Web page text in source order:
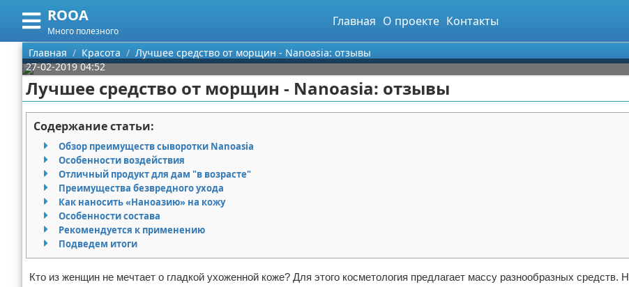
ROOA
Много полезного
Главная О проекте Контакты
Меню
Главная
Категории
Рукоделие
Программирование
Бизнес
Красота
Мода
Поиск
О проекте
Контакты
Сотрудничество
Размещение рекламы
Главная Красота
Лучшее средство от морщин - Nanoasia: отзывы
27-02-2019 04:52
Лучшее средство от морщин - Nanoasia: отзывы
Содержание статьи:
Обзор преимуществ сыворотки Nanoasia
Особенности воздействия
Отличный продукт для дам "в возрасте"
Преимущества безвредного ухода
Как наносить «Наноазию» на кожу
Особенности состава
Рекомендуется к применению
Подведем итоги
Кто из женщин не мечтает о гладкой ухоженной коже? Для этого косметология предлагает массу разнообразных средств.